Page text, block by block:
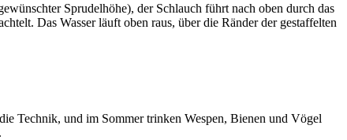
Sprudelhöhe), der Schlauch führt nach oben durch das
Das Wasser läuft oben raus, über die Ränder der gestaffelten
Technik, und im Sommer trinken Wespen, Bienen und Vögel